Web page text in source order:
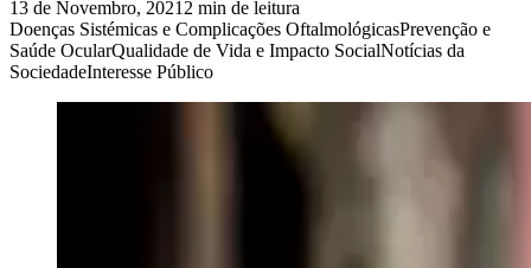
13 de Novembro, 2021 2 min de leitura
Doenças Sistémicas e Complicações OftalmológicasPrevenção e
Saúde OcularQualidade de Vida e Impacto SocialNotícias da
SociedadeInteresse Público